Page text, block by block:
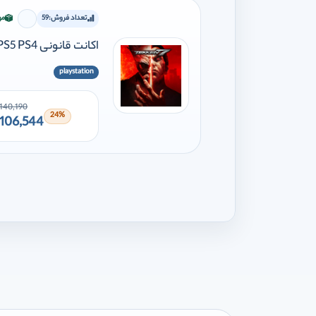
تعداد فروش:59 برای
اکانت قانونی TEKKEN 7 PS5 PS4
playstation
24%
140,190
106,544